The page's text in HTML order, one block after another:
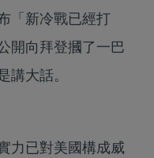
「新冷戰已經打
開向拜登摑了一巴
講大話。
力已對美國構成威